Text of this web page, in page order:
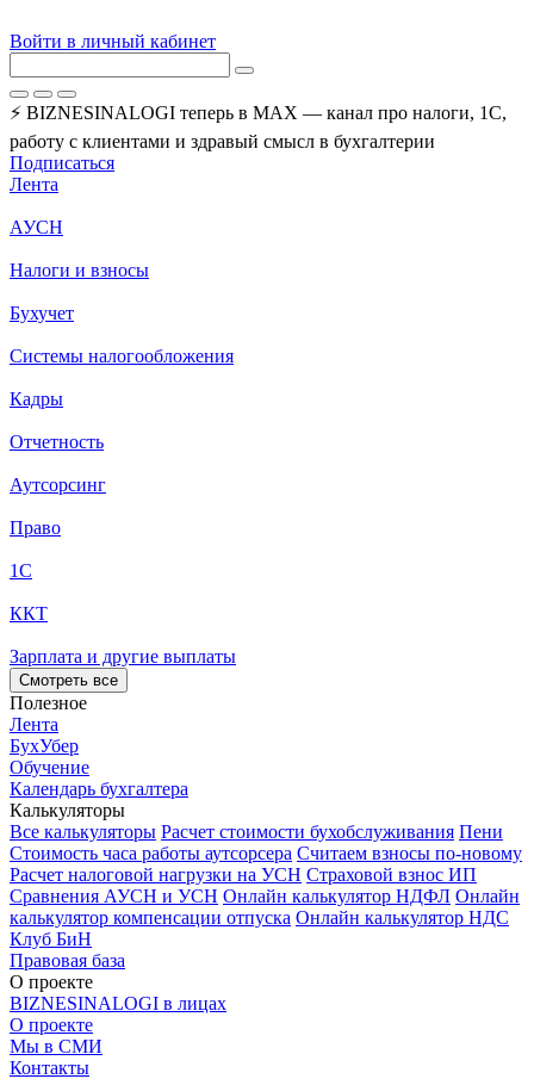
Войти в личный кабинет
⚡ BIZNESINALOGI теперь в MAX — канал про налоги, 1С,
работу с клиентами и здравый смысл в бухгалтерии
Подписаться
Лента
АУСН
Налоги и взносы
Бухучет
Системы налогообложения
Кадры
Отчетность
Аутсорсинг
Право
1С
ККТ
Зарплата и другие выплаты
Смотреть все
Полезное
Лента
БухУбер
Обучение
Календарь бухгалтера
Калькуляторы
Все калькуляторы Расчет стоимости бухобслуживания Пени
Стоимость часа работы аутсорсера Считаем взносы по-новому
Расчет налоговой нагрузки на УСН Страховой взнос ИП
Сравнения АУСН и УСН Онлайн калькулятор НДФЛ Онлайн
калькулятор компенсации отпуска Онлайн калькулятор НДС
Клуб БиН
Правовая база
О проекте
BIZNESINALOGI в лицах
О проекте
Мы в СМИ
Контакты